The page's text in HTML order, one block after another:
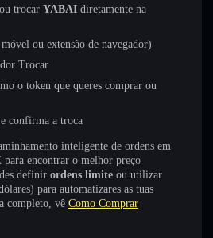
trocar YABAI diretamente na
ou extensão de navegador)
Trocar
o token que queres comprar ou
confirma a troca
inteligente de ordens em
encontrar o melhor preço
definir ordens limite ou utilizar
para automatizares as tuas
completo, vê Como Comprar